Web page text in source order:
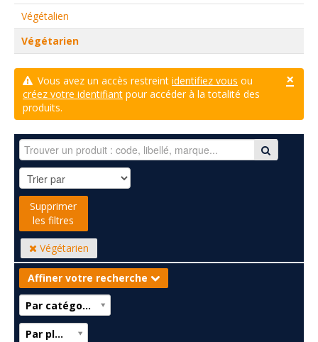
Végétalien
Végétarien
×
Vous avez un accès restreint identifiez vous ou
créez votre identifiant pour accéder à la totalité des
produits.
Supprimer
les filtres
Végétarien
Affiner votre recherche
Par catégorie
Par plateforme